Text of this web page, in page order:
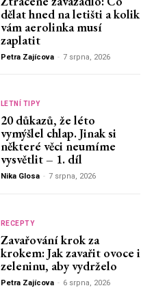
dělat hned na letišti a kolik
vám aerolinka musí
zaplatit
Petra Zajícova - 7 srpna, 2026
LETNÍ TIPY
20 důkazů, že léto
vymýšlel chlap. Jinak si
některé věci neumíme
vysvětlit – 1. díl
Nika Glosa - 7 srpna, 2026
RECEPTY
Zavařování krok za
krokem: Jak zavařit ovoce i
zeleninu, aby vydrželo
Petra Zajícova - 6 srpna, 2026